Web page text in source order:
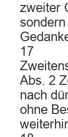
zweiter
17
Abs. 2
nach
ohne